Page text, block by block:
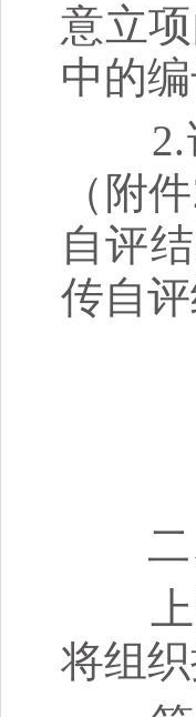
意立
中的编
2.请
（附
自评
传自评
二、
上海
将组